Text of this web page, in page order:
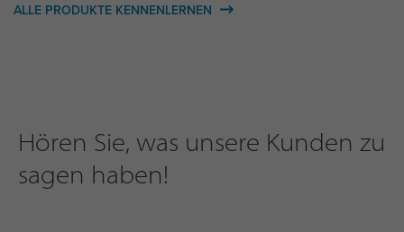
ALLE PRODUKTE KENNENLERNEN
Hören Sie, was unsere Kunden zu
sagen haben!